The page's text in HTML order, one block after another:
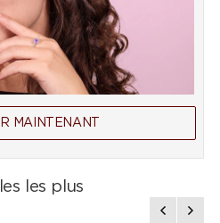
MAINTENANT
les plus